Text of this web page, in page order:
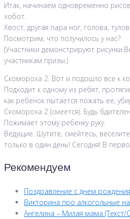
Итак, начинаем одновременно
хобот.
Хвост, другая пара ног, голова,
Посмотрим, что получилось у нас?
(Участники демонстрируют
участникам призы.)
Скомороха 2. Вот и подошло все к
Подходит к одному из ребят,
как ребенок пытается пожать ее,
Скомороха 2 (смеется). Будь
Пожимает этому ребенку руку.
Ведущие. Шутите, смейтесь,
только в один день! Сегодня! В
Рекомендуем
Поздравление с днем
Викторина про алкогольные
Ангелина – Милая мама (Текст/